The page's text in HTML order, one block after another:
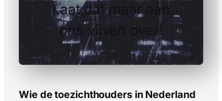
Laat dat maar aan
ons vijven over!
Wie de toezichthouders in Nederland